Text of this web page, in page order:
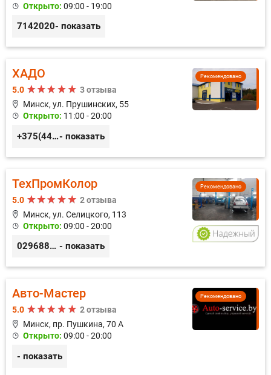
Открыто: 09:00 - 19:00
7142020- показать
Рекомендовано
ХАДО
5.0
3 отзыва
Минск, ул. Прушинских, 55
Открыто: 11:00 - 20:00
+375(44) 559-27-77- показать
Рекомендовано
ТехПромКолор
5.0
2 отзыва
Минск, ул. Селицкого, 113
Открыто: 09:00 - 20:00
0296889898 - показать
Рекомендовано
Авто-Мастер
5.0
2 отзыва
Минск, пр. Пушкина, 70 А
Открыто: 09:00 - 20:00
- показать